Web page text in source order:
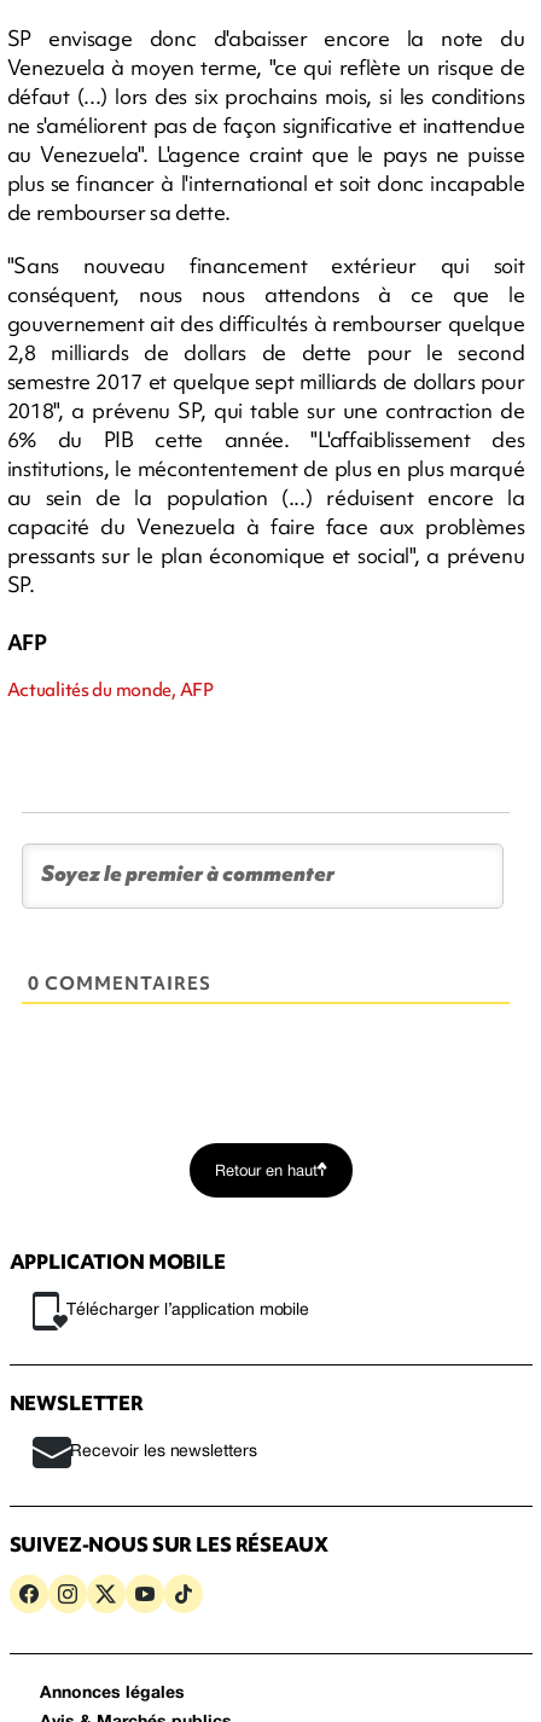
SP envisage donc d'abaisser encore la note du
Venezuela à moyen terme, "ce qui reflète un risque de
défaut (...) lors des six prochains mois, si les conditions
ne s'améliorent pas de façon significative et inattendue
au Venezuela". L'agence craint que le pays ne puisse
plus se financer à l'international et soit donc incapable
de rembourser sa dette.
"Sans nouveau financement extérieur qui soit
conséquent, nous nous attendons à ce que le
gouvernement ait des difficultés à rembourser quelque
2,8 milliards de dollars de dette pour le second
semestre 2017 et quelque sept milliards de dollars pour
2018", a prévenu SP, qui table sur une contraction de
6% du PIB cette année. "L'affaiblissement des
institutions, le mécontentement de plus en plus marqué
au sein de la population (...) réduisent encore la
capacité du Venezuela à faire face aux problèmes
pressants sur le plan économique et social", a prévenu
SP.
AFP
Actualités du monde, AFP
0 COMMENTAIRES
Retour en haut
APPLICATION MOBILE
Télécharger l’application mobile
NEWSLETTER
Recevoir les newsletters
SUIVEZ-NOUS SUR LES RÉSEAUX
Annonces légales